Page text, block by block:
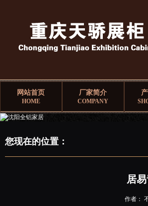
网站首页
HOME
厂家简介
COMPANY
您现在的位置：
居
作者：